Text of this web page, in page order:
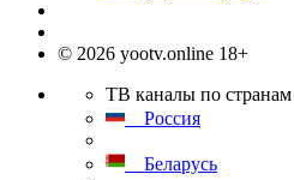
© 2026 yootv.online 18+
ТВ каналы по странам
Россия
Беларусь